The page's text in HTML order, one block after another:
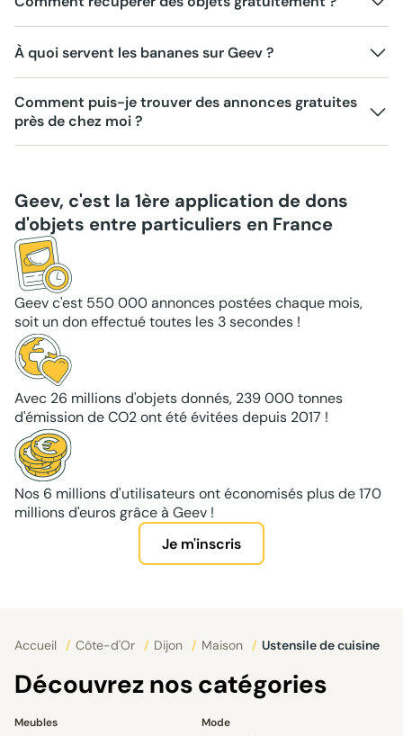
À quoi servent les bananes sur Geev ?
Comment puis-je trouver des annonces gratuites
près de chez moi ?
Geev, c'est la 1ère application de dons
d'objets entre particuliers en France
Geev c'est 550 000 annonces postées chaque mois,
soit un don effectué toutes les 3 secondes !
Avec 26 millions d'objets donnés, 239 000 tonnes
d'émission de CO2 ont été évitées depuis 2017 !
Nos 6 millions d'utilisateurs ont économisés plus de 170
millions d'euros grâce à Geev !
Je m'inscris
Accueil / Côte-d'Or / Dijon / Maison / Ustensile de cuisine
Découvrez nos catégories
Meubles
Mode